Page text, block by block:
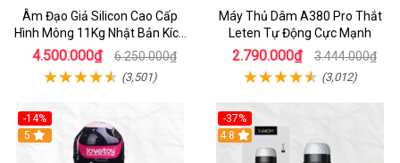
Âm Đạo Giả Silicon Cao Cấp
Hình Mông 11Kg Nhật Bản Kích
Thước Như Thật
4.500.000₫ 6.250.000₫
(3,501)
Máy Thủ Dâm A380 Pro Thắt
Leten Tự Động Cực Mạnh
2.790.000₫ 3.444.000₫
(3,012)
-14%
Hot
5
-37%
4.8